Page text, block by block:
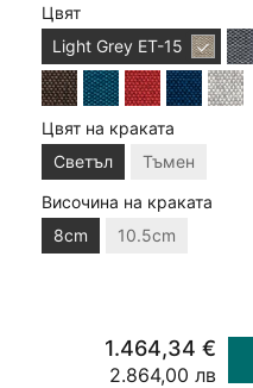
Цвят
Light Grey ET-15
Цвят на краката
Светъл
Тъмен
Височина на краката
8cm
10.5cm
1.464,34 €
2.864,00 лв